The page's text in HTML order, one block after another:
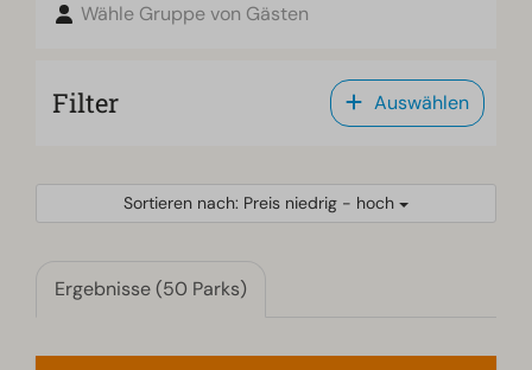
Wähle Gruppe von Gästen
Filter Auswählen
Sortieren nach: Preis niedrig - hoch
Ergebnisse (50 Parks)